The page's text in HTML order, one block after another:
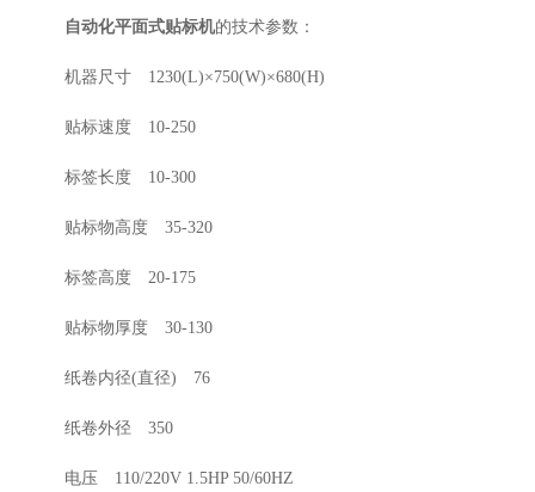
自动化平面式贴标机的技术参数：
机器尺寸 1230(L)×750(W)×680(H)
贴标速度 10-250
标签长度 10-300
贴标物高度 35-320
标签高度 20-175
贴标物厚度 30-130
纸卷内径(直径) 76
纸卷外径 350
电压 110/220V 1.5HP 50/60HZ